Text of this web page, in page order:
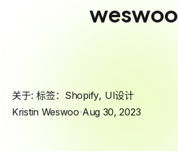
weswoo
关于: 标签： Shopify, UI设计
Kristin Weswoo Aug 30, 2023